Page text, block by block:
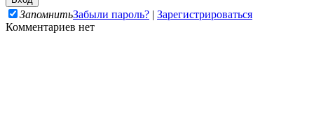
ЗапомнитьЗабыли пароль? | Зарегистрироваться
Комментариев нет